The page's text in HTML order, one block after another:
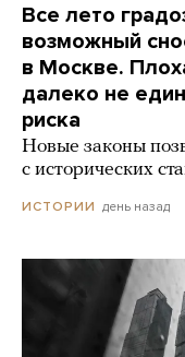
Все лето
возможный
в Москве.
далеко не
риска
Новые законы
с исторических
ИСТОРИИ день назад